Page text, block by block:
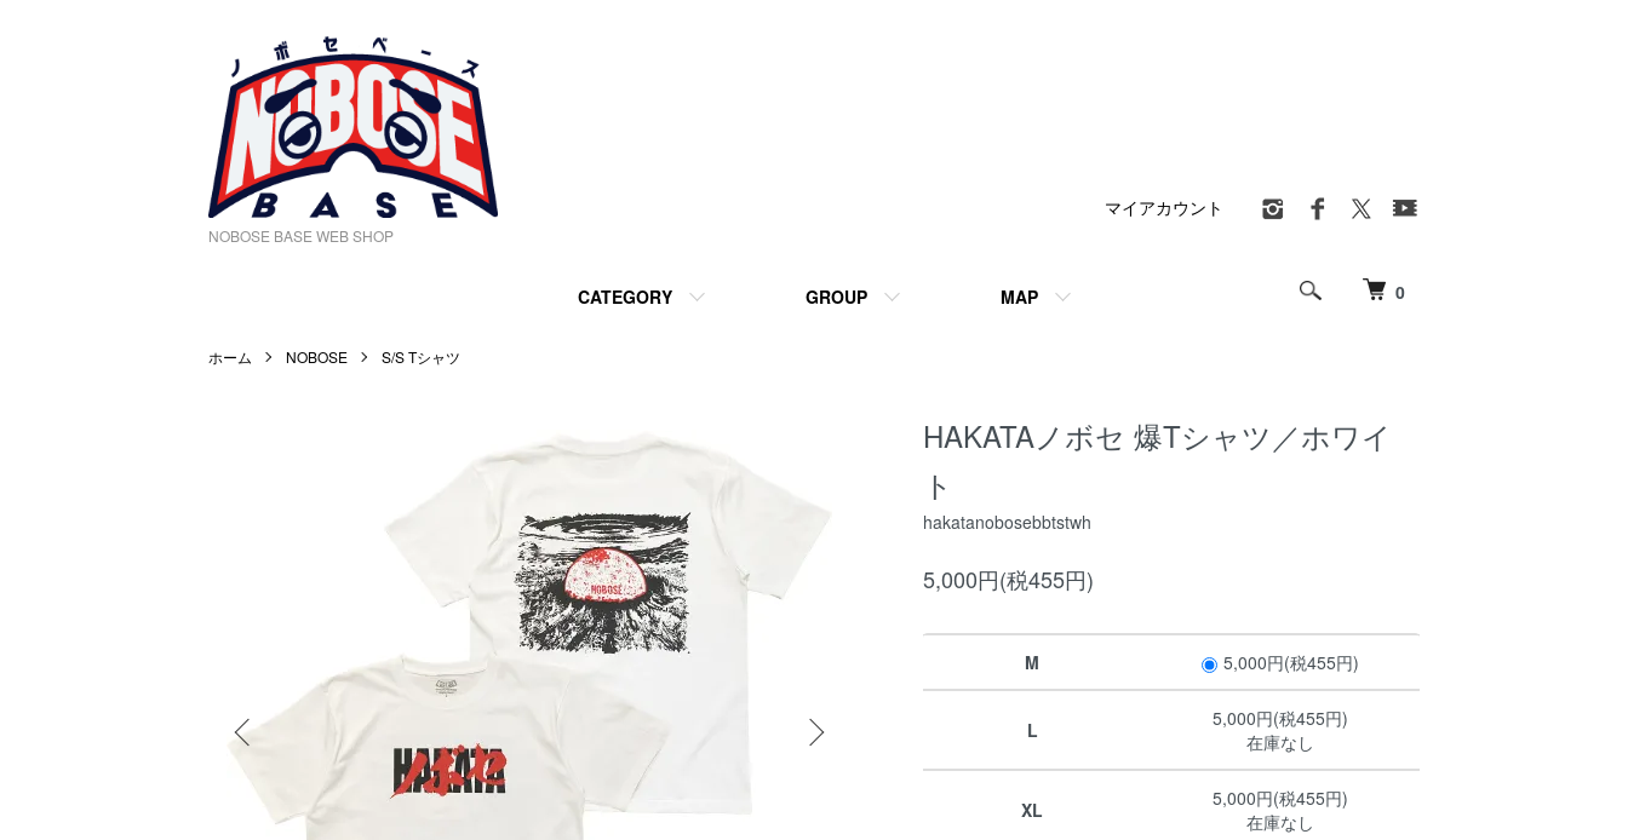
NOBOSE BASE WEB SHOP
0
CATEGORY GROUP MAP
マイアカウント
ホーム NOBOSE S/S Tシャツ
HAKATAノボセ 爆Tシャツ／ホワイ
ト
hakatanobosebbtstwh
5,000円(税455円)
M 5,000円(税455円)
L
5,000円(税455円)
在庫なし
XL
5,000円(税455円)
在庫なし